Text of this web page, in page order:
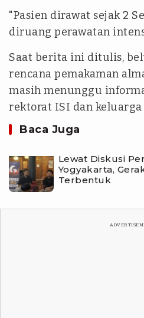
"Pasien dirawat sejak 2
diruang perawatan
Saat berita ini ditulis,
rencana pemakaman
masih menunggu
rektorat ISI dan
Baca Juga
Lewat Diskusi
Yogyakarta,
Terbentuk